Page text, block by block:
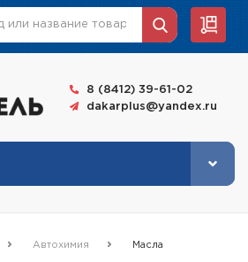
8 (8412) 39-61-02
dakarplus@yandex.ru
Автохимия Масла